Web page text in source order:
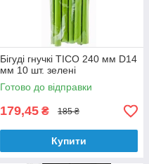
Бігуді гнучкі TICO 240 мм D14
мм 10 шт. зелені
Готово до відправки
179,45 ₴ 185 ₴
Купити